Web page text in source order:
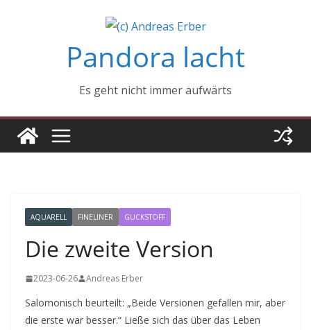
Pandora lacht
Es geht nicht immer aufwärts
AQUARELL FINELINER GUCKSTOFF
Die zweite Version
2023-06-26 Andreas Erber
Salomonisch beurteilt: „Beide Versionen gefallen mir, aber
die erste war besser.“ Ließe sich das über das Leben